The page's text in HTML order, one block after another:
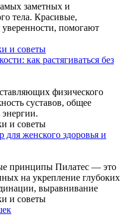
заметных и
тела. Красивые,
помогают
и советы
как растягиваться без
физического
суставов, общее
и советы
женского здоровья и
принципы Пилатес — это
на укрепление глубоких
выравнивание
и советы